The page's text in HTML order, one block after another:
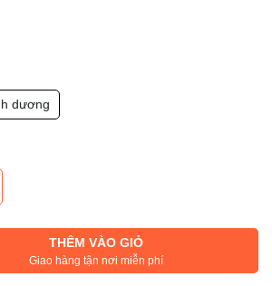
dương
THÊM VÀO GIỎ
Giao hàng tận nơi miễn phí